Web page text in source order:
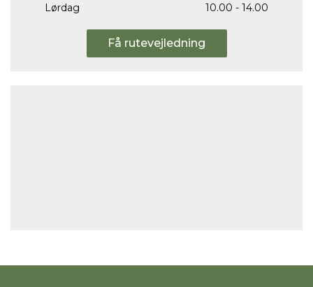
Lørdag
10.00 - 14.00
Få rutevejledning